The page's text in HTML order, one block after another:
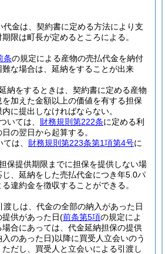
代金は、契約書に定める方法により支
限は町長が定めるところによる。
条の規定による産物の売払代金を納付
な場合は、延納をすることが出来
納をするときは、契約書に定める産物
加えた金額以上の価値を有する担保
に提出しなければならない。
いては、 財務規則第222条に定める利
の翌日から起算する。
は、 財務規則第223条第1項第4号に
保提供期限までに担保を提供しない場
、延納をした売払代金につき年5.0パ
違約金を徴収することができる。
渡しは、代金の全部の納入があった日
供があった日(前条第5項の規定によ
合にあっては、代金延納担保の提供
のあった日)以降に買受人立会いのう
ただし、買受人と立会いによる引渡し